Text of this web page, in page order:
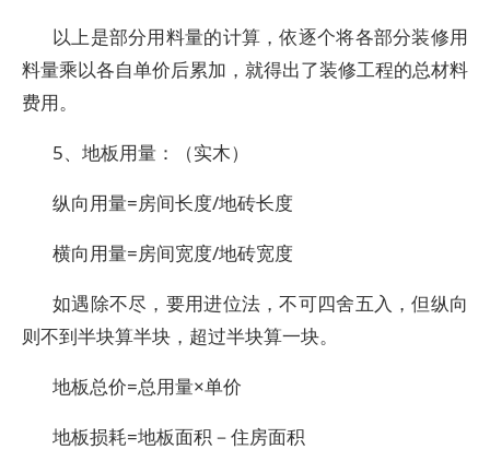
以上是部分用料量的计算，依逐个将各部分装修用
料量乘以各自单价后累加，就得出了装修工程的总材料
费用。
5、地板用量：（实木）
纵向用量=房间长度/地砖长度
横向用量=房间宽度/地砖宽度
如遇除不尽，要用进位法，不可四舍五入，但纵向
则不到半块算半块，超过半块算一块。
地板总价=总用量×单价
地板损耗=地板面积－住房面积